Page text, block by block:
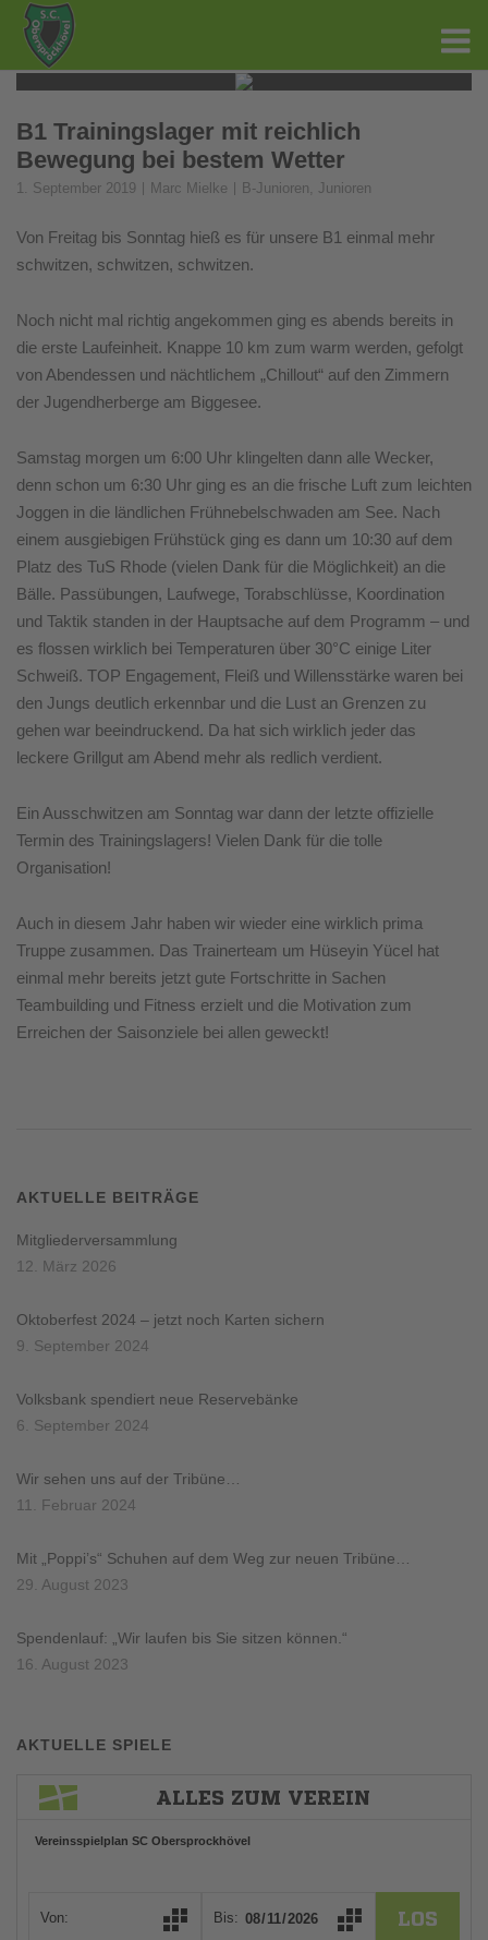
B1 Trainingslager mit reichlich
Bewegung bei bestem Wetter
1. September 2019 Marc Mielke B-Junioren, Junioren
Von Freitag bis Sonntag hieß es für unsere B1 einmal mehr
schwitzen, schwitzen, schwitzen.
Noch nicht mal richtig angekommen ging es abends bereits in
die erste Laufeinheit. Knappe 10 km zum warm werden, gefolgt
von Abendessen und nächtlichem „Chillout“ auf den Zimmern
der Jugendherberge am Biggesee.
Samstag morgen um 6:00 Uhr klingelten dann alle Wecker,
denn schon um 6:30 Uhr ging es an die frische Luft zum leichten
Joggen in die ländlichen Frühnebelschwaden am See. Nach
einem ausgiebigen Frühstück ging es dann um 10:30 auf dem
Platz des TuS Rhode (vielen Dank für die Möglichkeit) an die
Bälle. Passübungen, Laufwege, Torabschlüsse, Koordination
und Taktik standen in der Hauptsache auf dem Programm – und
es flossen wirklich bei Temperaturen über 30°C einige Liter
Schweiß. TOP Engagement, Fleiß und Willensstärke waren bei
den Jungs deutlich erkennbar und die Lust an Grenzen zu
gehen war beeindruckend. Da hat sich wirklich jeder das
leckere Grillgut am Abend mehr als redlich verdient.
Ein Ausschwitzen am Sonntag war dann der letzte offizielle
Termin des Trainingslagers! Vielen Dank für die tolle
Organisation!
Auch in diesem Jahr haben wir wieder eine wirklich prima
Truppe zusammen. Das Trainerteam um Hüseyin Yücel hat
einmal mehr bereits jetzt gute Fortschritte in Sachen
Teambuilding und Fitness erzielt und die Motivation zum
Erreichen der Saisonziele bei allen geweckt!
AKTUELLE BEITRÄGE
Mitgliederversammlung
12. März 2026
Oktoberfest 2024 – jetzt noch Karten sichern
9. September 2024
Volksbank spendiert neue Reservebänke
6. September 2024
Wir sehen uns auf der Tribüne…
11. Februar 2024
Mit „Poppi’s“ Schuhen auf dem Weg zur neuen Tribüne…
29. August 2023
Spendenlauf: „Wir laufen bis Sie sitzen können.“
16. August 2023
AKTUELLE SPIELE